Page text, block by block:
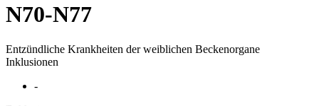
N70-N77
Entzündliche Krankheiten der weiblichen Beckenorgane
Inklusionen
-